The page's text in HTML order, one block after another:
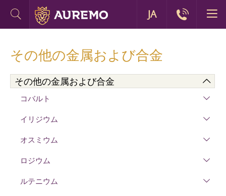
その他の金属および合金
その他の金属および合金
コバルト
イリジウム
オスミウム
ロジウム
ルテニウム
JA